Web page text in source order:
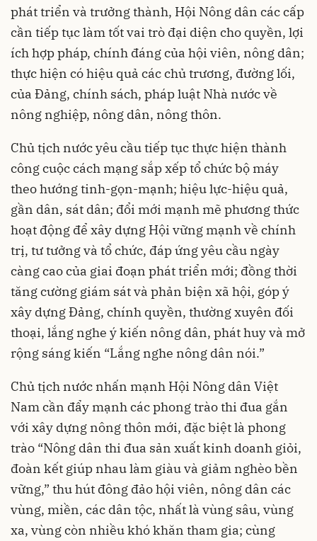
phát triển và trưởng thành, Hội Nông dân các cấp
cần tiếp tục làm tốt vai trò đại diện cho quyền, lợi
ích hợp pháp, chính đáng của hội viên, nông dân;
thực hiện có hiệu quả các chủ trương, đường lối,
của Đảng, chính sách, pháp luật Nhà nước về
nông nghiệp, nông dân, nông thôn.
Chủ tịch nước yêu cầu tiếp tục thực hiện thành
công cuộc cách mạng sắp xếp tổ chức bộ máy
theo hướng tinh-gọn-mạnh; hiệu lực-hiệu quả,
gần dân, sát dân; đổi mới mạnh mẽ phương thức
hoạt động để xây dựng Hội vững mạnh về chính
trị, tư tưởng và tổ chức, đáp ứng yêu cầu ngày
càng cao của giai đoạn phát triển mới; đồng thời
tăng cường giám sát và phản biện xã hội, góp ý
xây dựng Đảng, chính quyền, thường xuyên đối
thoại, lắng nghe ý kiến nông dân, phát huy và mở
rộng sáng kiến “Lắng nghe nông dân nói.”
Chủ tịch nước nhấn mạnh Hội Nông dân Việt
Nam cần đẩy mạnh các phong trào thi đua gắn
với xây dựng nông thôn mới, đặc biệt là phong
trào “Nông dân thi đua sản xuất kinh doanh giỏi,
đoàn kết giúp nhau làm giàu và giảm nghèo bền
vững,” thu hút đông đảo hội viên, nông dân các
vùng, miền, các dân tộc, nhất là vùng sâu, vùng
xa, vùng còn nhiều khó khăn tham gia; cùng